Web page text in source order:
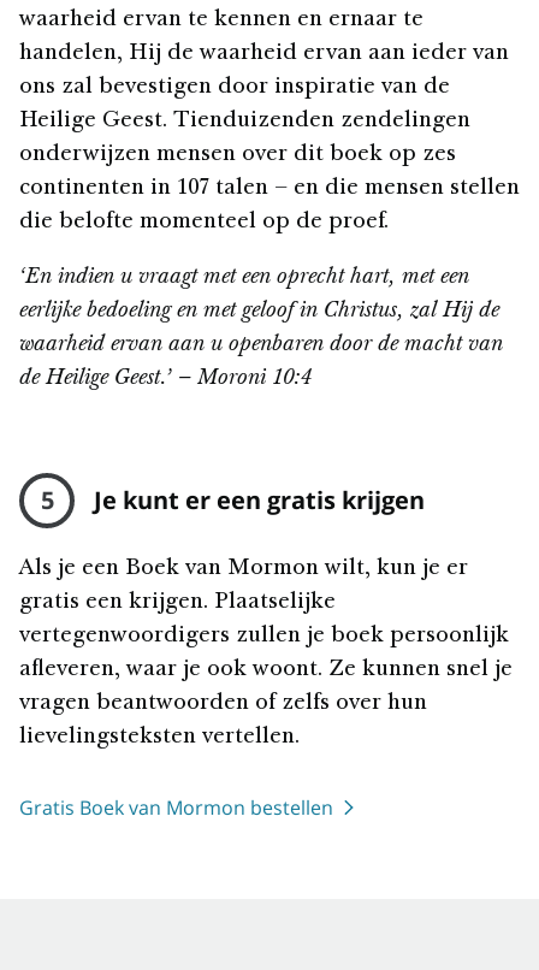
waarheid ervan te kennen en ernaar te
handelen, Hij de waarheid ervan aan ieder van
ons zal bevestigen door inspiratie van de
Heilige Geest. Tienduizenden zendelingen
onderwijzen mensen over dit boek op zes
continenten in 107 talen – en die mensen stellen
die belofte momenteel op de proef.
‘En indien u vraagt met een oprecht hart, met een
eerlijke bedoeling en met geloof in Christus, zal Hij de
waarheid ervan aan u openbaren door de macht van
de Heilige Geest.’ – Moroni 10:4
5 Je kunt er een gratis krijgen
Als je een Boek van Mormon wilt, kun je er
gratis een krijgen. Plaatselijke
vertegenwoordigers zullen je boek persoonlijk
afleveren, waar je ook woont. Ze kunnen snel je
vragen beantwoorden of zelfs over hun
lievelingsteksten vertellen.
Gratis Boek van Mormon bestellen